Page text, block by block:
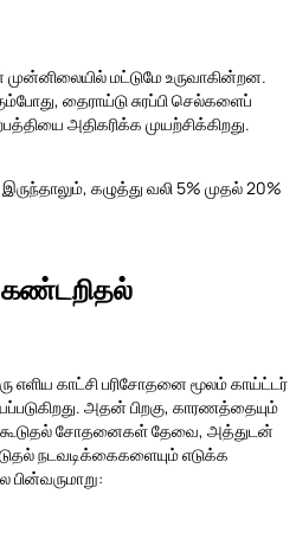
மட்டுமே உருவாகின்றன.
தைராய்டு சுரப்பி செல்களைப்
அதிகரிக்க முயற்சிக்கிறது.
கழுத்து வலி 5% முதல் 20%
எளிய காட்சி பரிசோதனை மூலம் காய்ட்டர்
அதன் பிறகு, காரணத்தையும்
சோதனைகள் தேவை, அத்துடன்
நடவடிக்கைகளையும் எடுக்க